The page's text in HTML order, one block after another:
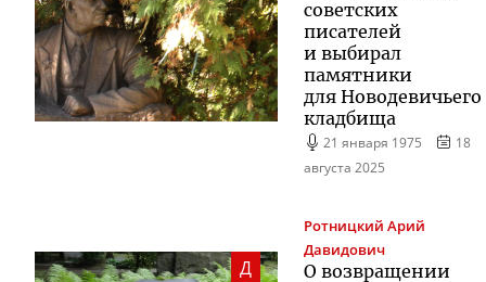
советских
писателей
и выбирал
памятники
для Новодевичьего
кладбища
21 января 1975
18
августа 2025
Д
Ротницкий Арий
Давидович
О возвращении